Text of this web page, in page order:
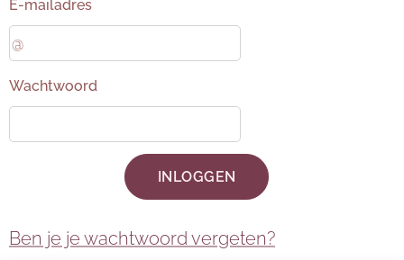
E-mailadres
Wachtwoord
INLOGGEN
Ben je je wachtwoord vergeten?